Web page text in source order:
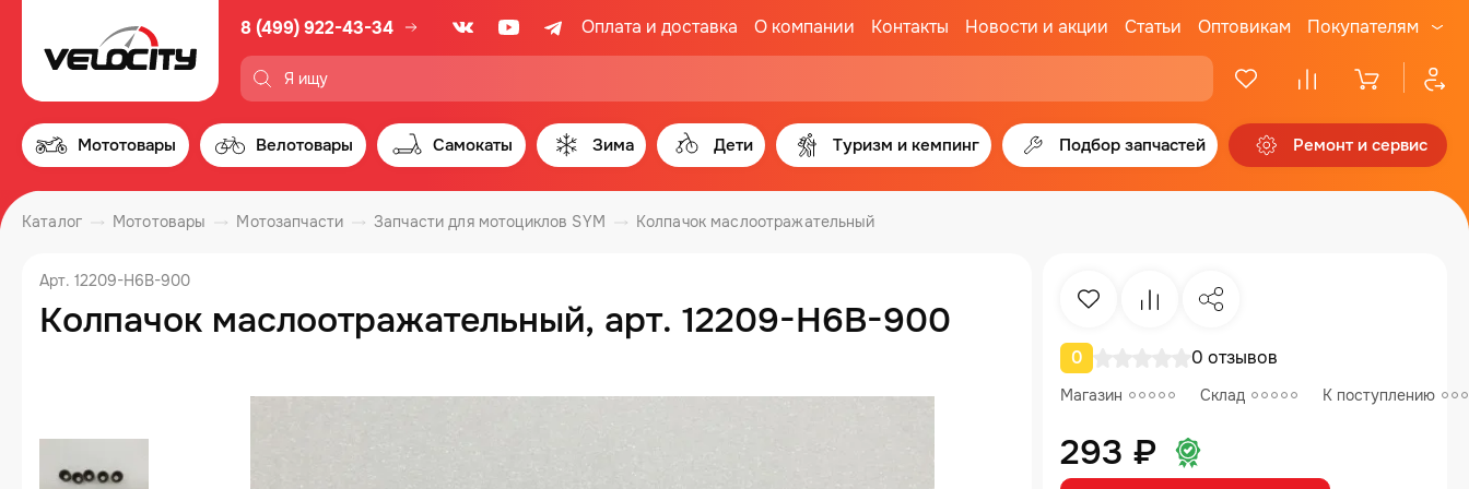
8 (499) 922-43-34 Оплата и доставка О компании Контакты Новости и акции Статьи Оптовикам Покупателям
Мототовары Велотовары Самокаты Зима Дети Туризм и кемпинг Подбор запчастей Ремонт и сервис
Каталог Мототовары Мотозапчасти Запчасти для мотоциклов SYM Колпачок маслоотражательный
Арт. 12209-H6B-900
Колпачок маслоотражательный, арт. 12209-H6B-900 ИзбранноеСравнениеПоделиться
0 0 отзывов
Магазин Склад К поступлению
293 ₽